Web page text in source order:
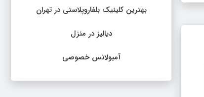
بهترین کلینیک بلفاروپلاستی در تهران
دیالیز در منزل
آمبولانس خصوصی